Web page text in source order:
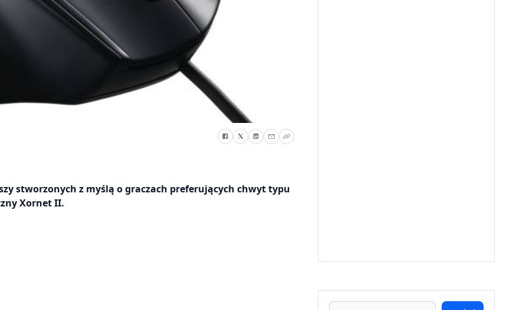
stworzonych z myślą o graczach preferujących chwyt typu
Xornet II.